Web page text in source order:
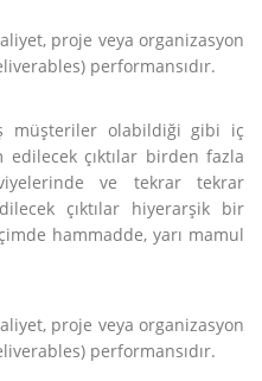
proje veya organizasyon
performansıdır.
müşteriler olabildiği gibi iç
çıktılar birden fazla
ve tekrar tekrar
çıktılar hiyerarşik bir
hammadde, yarı mamul
proje veya organizasyon
performansıdır.